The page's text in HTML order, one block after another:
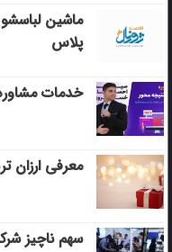
پلاس
خدمات
معرفی ارزان
سهم ناچیز